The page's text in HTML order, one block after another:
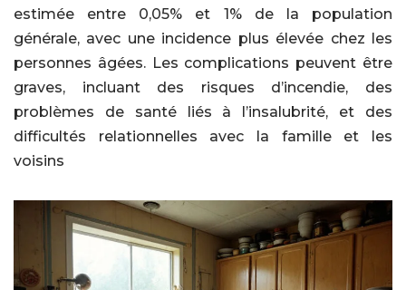
estimée entre 0,05% et 1% de la population
générale, avec une incidence plus élevée chez les
personnes âgées. Les complications peuvent être
graves, incluant des risques d’incendie, des
problèmes de santé liés à l’insalubrité, et des
difficultés relationnelles avec la famille et les
voisins